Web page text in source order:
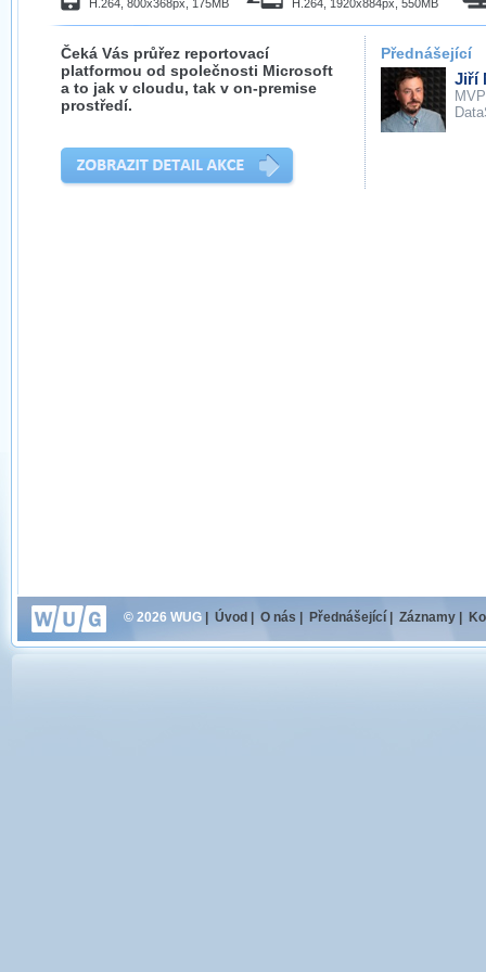
H.264, 800x368px, 175MB H.264, 1920x884px, 550MB
Čeká Vás průřez reportovací
platformou od společnosti Microsoft
a to jak v cloudu, tak v on-premise
prostředí.
Přednášející
Jiří
MVP
© 2026 WUG Úvod O nás Přednášející Záznamy